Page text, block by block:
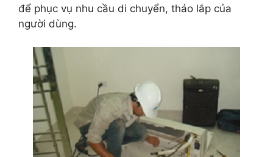
để phục vụ nhu cầu di chuyển, tháo lắp của
người dùng.